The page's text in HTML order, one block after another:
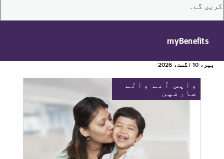
کریں گے۔
myBenefits
پیر، 10 اگست، 2026
واپس آنے والے
صارفین